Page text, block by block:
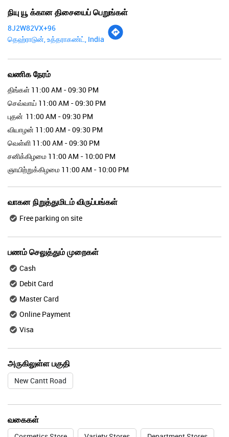
நியு யூ க்கான திசையைப் பெறுங்கள்
8J2W82VX+96
தெஹ்ராடுன், உத்தராகண்ட், India
வணிக நேரம்
திங்கள் 11:00 AM - 09:30 PM
செவ்வாய் 11:00 AM - 09:30 PM
புதன் 11:00 AM - 09:30 PM
வியாழன் 11:00 AM - 09:30 PM
வெள்ளி 11:00 AM - 09:30 PM
சனிக்கிழமை 11:00 AM - 10:00 PM
ஞாயிற்றுக்கிழமை 11:00 AM - 10:00 PM
வாகன நிறுத்துமிடம் விருப்பங்கள்
Free parking on site
பணம் செலுத்தும் முறைகள்
Cash
Debit Card
Master Card
Online Payment
Visa
அருகிலுள்ள பகுதி
New Cantt Road
வகைகள்